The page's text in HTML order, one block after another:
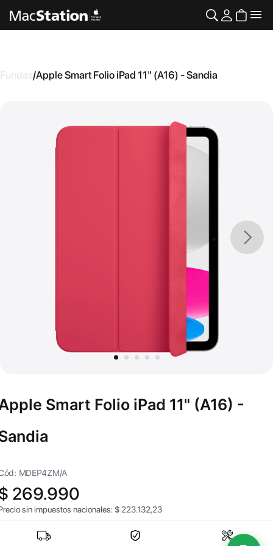
Fundas/Apple Smart Folio iPad 11" (A16) - Sandia
Smart Folio iPad 11" (A16) -
MDEP4ZM/A
269.990
sin impuestos nacionales: $223.132,23